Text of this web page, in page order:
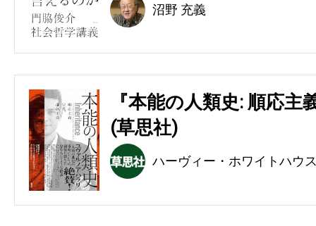
沼野 充義
『本能の人類史: 順応
(草思社)
ハーヴィー・ホワイトハウ